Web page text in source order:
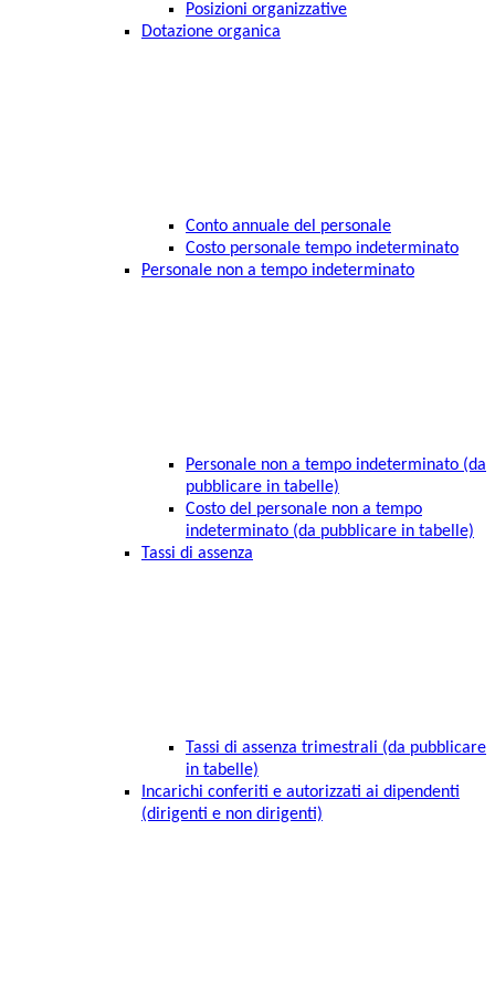
Posizioni organizzative
Dotazione organica
Conto annuale del personale
Costo personale tempo indeterminato
Personale non a tempo indeterminato
Personale non a tempo indeterminato (da
pubblicare in tabelle)
Costo del personale non a tempo
indeterminato (da pubblicare in tabelle)
Tassi di assenza
Tassi di assenza trimestrali (da pubblicare
in tabelle)
Incarichi conferiti e autorizzati ai dipendenti
(dirigenti e non dirigenti)